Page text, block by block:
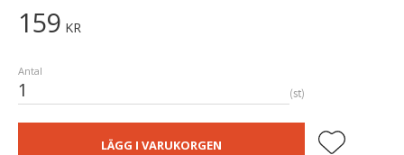
159 KR
Antal
st
LÄGG I VARUKORGEN Lägg till i